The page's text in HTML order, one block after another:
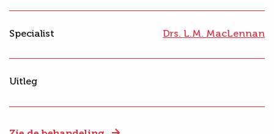
Specialist Drs. L.M. MacLennan
Uitleg